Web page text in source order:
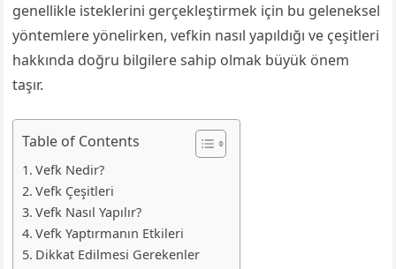
genellikle isteklerini gerçekleştirmek için bu geleneksel
yöntemlere yönelirken, vefkin nasıl yapıldığı ve çeşitleri
hakkında doğru bilgilere sahip olmak büyük önem
taşır.
Table of Contents
Vefk Nedir?
Vefk Çeşitleri
Vefk Nasıl Yapılır?
Vefk Yaptırmanın Etkileri
Dikkat Edilmesi Gerekenler